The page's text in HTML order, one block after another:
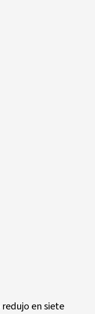
redujo en siete